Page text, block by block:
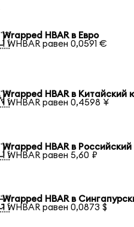
Wrapped HBAR в Евро
1 WHBAR равен 0,0591 €
Wrapped HBAR в Китайский
1 WHBAR равен 0,4598 ¥
Wrapped HBAR в Российский
1 WHBAR равен 5,60 ₽
Wrapped HBAR в
1 WHBAR равен 0,0873 $